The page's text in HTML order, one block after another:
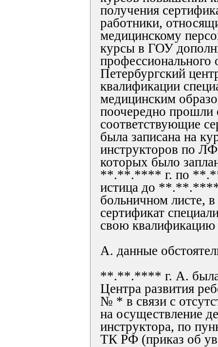
получения
работники,
медицинскому
курсы в ГОУ
профессионального
Петербургский
квалификации
медицинским
поочередно прошли
соответствующие
была записана на
инструкторов по
которых было
**.**.**** г. по
истица до **.**.****
больничном листе,
сертификат
свою квалификацию
А. данные
**.**.**** г. А.
Центра развития
№ * в связи с
на осуществление
инструктора, по
ТК РФ (приказ об